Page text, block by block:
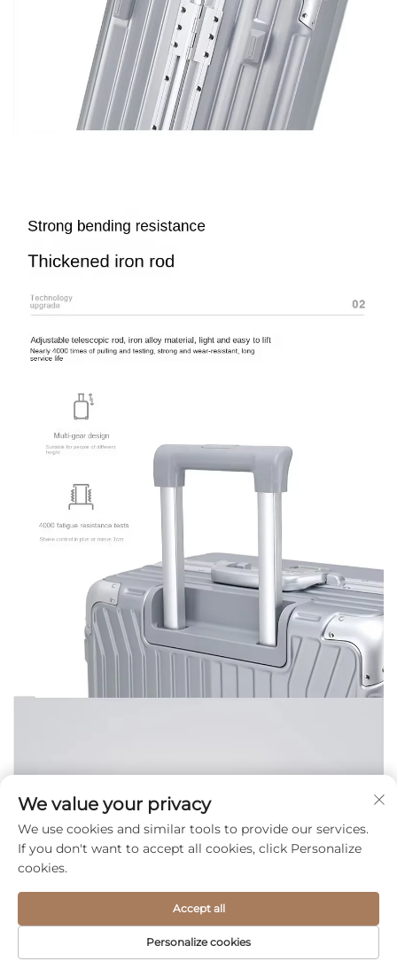
We value your privacy
We use cookies and similar tools to provide our services.
If you don't want to accept all cookies, click Personalize
cookies.
Personalize cookies
Accept all